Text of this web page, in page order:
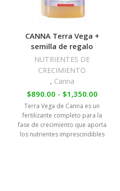
CANNA Terra Vega +
semilla de regalo
NUTRIENTES DE
CRECIMIENTO
, Canna
$890.00 - $1,350.00
Terra Vega de Canna es un
fertilizante completo para la
fase de crecimiento que aporta
los nutrientes imprescindibles